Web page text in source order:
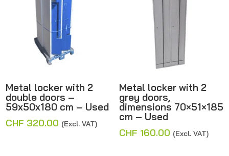
Metal locker with 2
double doors –
59x50x180 cm – Used
CHF 320.00 (Excl. VAT)
Metal locker with 2
grey doors,
dimensions 70×51×185
cm – Used
CHF 160.00 (Excl. VAT)